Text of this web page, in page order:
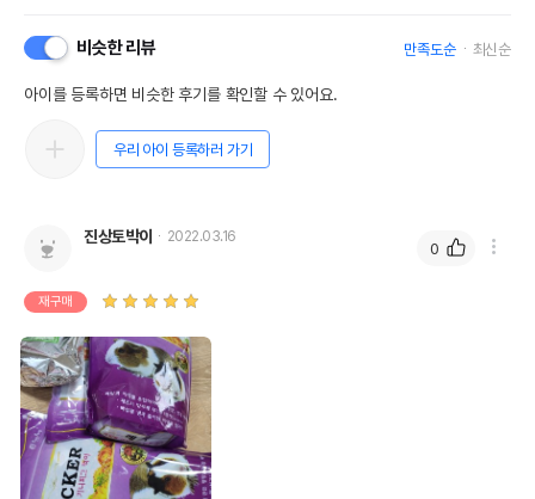
비슷한 리뷰 만족도순 최신순
아이를 등록하면 비슷한 후기를 확인할 수 있어요.
우리 아이 등록하러 가기
진상토박이 2022.03.16
재구매
0